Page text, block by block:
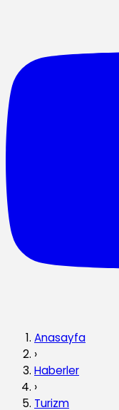
Anasayfa
›
Haberler
›
Turizm